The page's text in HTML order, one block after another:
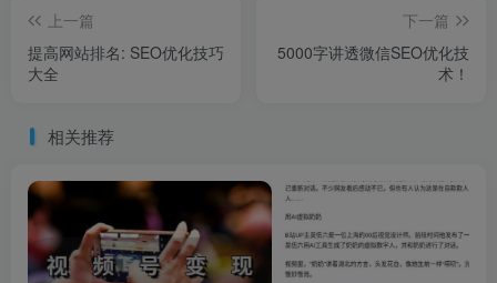
上一篇
提高网站排名: SEO优化技巧
大全
下一篇
5000字讲透微信SEO优化技
术！
相关推荐